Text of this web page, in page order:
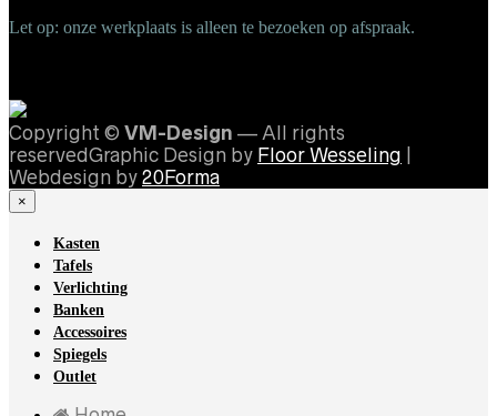
Let op: onze werkplaats is alleen te bezoeken op afspraak.
Copyright © VM-Design — All rights
reservedGraphic Design by Floor Wesseling
Webdesign by 20Forma
×
Kasten
Tafels
Verlichting
Banken
Accessoires
Spiegels
Outlet